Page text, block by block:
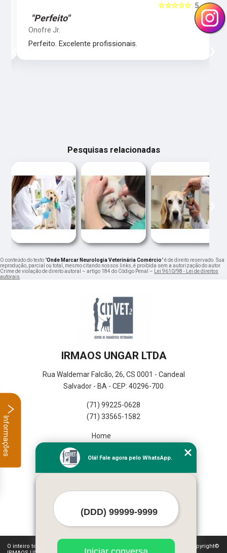
5
☆☆☆☆☆
"Perfeito"
Onofre Jr.
Perfeito. Excelente profissionais.
‹
Pesquisas relacionadas
‹ ›
O conteúdo do texto "Onde Marcar Neurologia Veterinária Comércio" é de direito reservado. Sua
reprodução, parcial ou total, mesmo citando nossos links, é proibida sem a autorização do autor.
Crime de violação de direito autoral – artigo 184 do Código Penal –
Lei 9610/98 - Lei de direitos
autorais
IRMAOS UNGAR LTDA
Rua Waldemar Falcão, 26, CS 0001 - Candeal
Salvador - BA - CEP: 40296-700
(71) 99225-0628
(71) 33565-1582
Home
Missão
O inteiro teor deste site está sujeito à proteção de direitos autorais. Copyright©
Olá! Fale agora pelo WhatsApp.
Informações